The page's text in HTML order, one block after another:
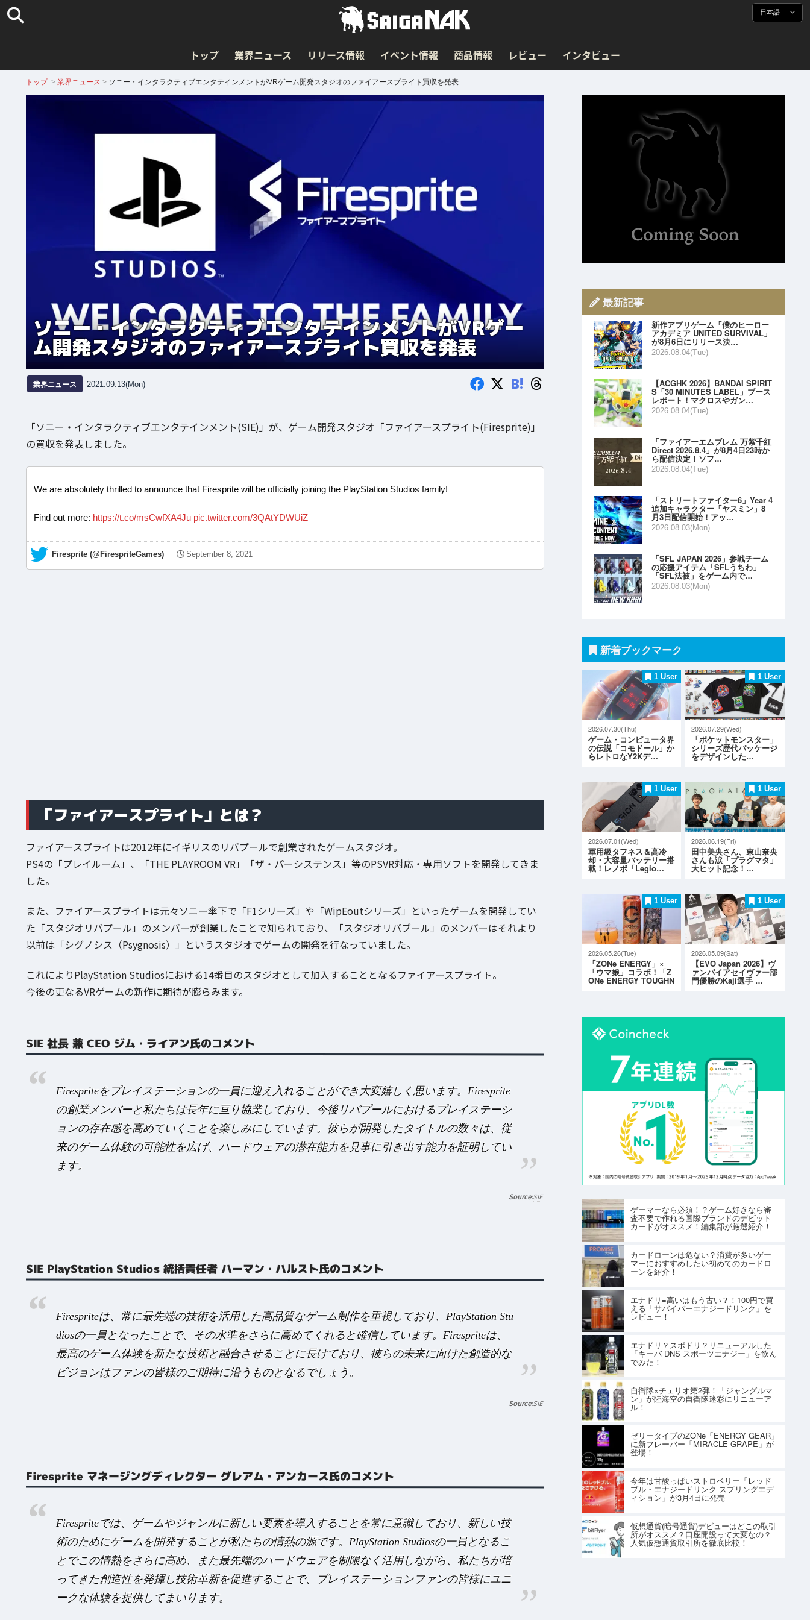
日本語
トップ 業界ニュース リリース情報 イベント情報 商品情報 レビュー インタビュー
トップ > 業界ニュース > ソニー・インタラクティブエンタテインメントがVRゲーム開発スタジオのファイアースプライト買収を発表
ソニー・インタラクティブエンタテインメントがVRゲー
ム開発スタジオのファイアースプライト買収を発表
業界ニュース 2021.09.13(Mon) B!
「ソニー・インタラクティブエンタテインメント(SIE)」が、ゲーム開発スタジオ「ファイアースプライト(Firesprite)」
の買収を発表しました。
We are absolutely thrilled to announce that Firesprite will be officially joining the PlayStation Studios family!
Find out more: https://t.co/msCwfXA4Ju pic.twitter.com/3QAtYDWUiZ
— Firesprite (@FirespriteGames) September 8, 2021
「ファイアースプライト」とは？
ファイアースプライトは2012年にイギリスのリバプールで創業されたゲームスタジオ。
PS4の「プレイルーム」、「THE PLAYROOM VR」「ザ・パーシステンス」等のPSVR対応・専用ソフトを開発してきま
した。
また、ファイアースプライトは元々ソニー傘下で「F1シリーズ」や「WipEoutシリーズ」といったゲームを開発してい
た「スタジオリバプール」のメンバーが創業したことで知られており、「スタジオリパブール」のメンバーはそれより
以前は「シグノシス（Psygnosis）」というスタジオでゲームの開発を行なっていました。
これによりPlayStation Studiosにおける14番目のスタジオとして加入することとなるファイアースプライト。
今後の更なるVRゲームの新作に期待が膨らみます。
SIE 社長 兼 CEO ジム・ライアン氏のコメント
Firespriteをプレイステーションの一員に迎え入れることができ大変嬉しく思います。Firesprite
の創業メンバーと私たちは長年に亘り協業しており、今後リバプールにおけるプレイステーシ
ョンの存在感を高めていくことを楽しみにしています。彼らが開発したタイトルの数々は、従
来のゲーム体験の可能性を広げ、ハードウェアの潜在能力を見事に引き出す能力を証明してい
ます。
SIE
SIE PlayStation Studios 統括責任者 ハーマン・ハルスト氏のコメント
Firespriteは、常に最先端の技術を活用した高品質なゲーム制作を重視しており、PlayStation Stu
diosの一員となったことで、その水準をさらに高めてくれると確信しています。Firespriteは、
最高のゲーム体験を新たな技術と融合させることに長けており、彼らの未来に向けた創造的な
ビジョンはファンの皆様のご期待に沿うものとなるでしょう。
SIE
Firesprite マネージングディレクター グレアム・アンカース氏のコメント
Firespriteでは、ゲームやジャンルに新しい要素を導入することを常に意識しており、新しい技
術のためにゲームを開発することが私たちの情熱の源です。PlayStation Studiosの一員となるこ
とでこの情熱をさらに高め、また最先端のハードウェアを制限なく活用しながら、私たちが培
ってきた創造性を発揮し技術革新を促進することで、プレイステーションファンの皆様にユニ
ークな体験を提供してまいります。
最新記事
新作アプリゲーム「僕のヒーロー
アカデミア UNITED SURVIVAL」
が8月6日にリリース決…
2026.08.04(Tue)
【ACGHK 2026】BANDAI SPIRIT
S「30 MINUTES LABEL」ブース
レポート！マクロスやガン…
2026.08.04(Tue)
「ファイアーエムブレム 万紫千紅
Direct 2026.8.4」が8月4日23時か
ら配信決定！ソフ…
2026.08.04(Tue)
「ストリートファイター6」Year 4
追加キャラクター「ヤスミン」8
月3日配信開始！アッ…
2026.08.03(Mon)
「SFL JAPAN 2026」参戦チーム
の応援アイテム「SFLうちわ」
「SFL法被」をゲーム内で…
2026.08.03(Mon)
新着ブックマーク
1 User
2026.07.30(Thu)
ゲーム・コンピュータ界
の伝説「コモドール」か
らレトロなY2Kデ…
1 User
2026.07.29(Wed)
「ポケットモンスター」
シリーズ歴代パッケージ
をデザインした…
1 User
2026.07.01(Wed)
軍用級タフネス＆高冷
却・大容量バッテリー搭
載！レノボ「Legio…
1 User
2026.06.19(Fri)
田中美央さん、東山奈央
さんも涙「プラグマタ」
大ヒット記念！…
1 User
2026.05.26(Tue)
「ZONe ENERGY」×
「ウマ娘」コラボ！「Z
ONe ENERGY TOUGHN
1 User
2026.05.09(Sat)
【EVO Japan 2026】ヴ
ァンパイアセイヴァー部
門優勝のKaji選手 …
ゲーマーなら必須！？ゲーム好きなら審
査不要で作れる国際ブランドのデビット
カードがオススメ！編集部が厳選紹介！
カードローンは危ない？消費が多いゲー
マーにおすすめしたい初めてのカードロ
ーンを紹介！
エナドリ=高いはもう古い？！100円で買
える「サバイバーエナジードリンク」を
レビュー！
エナドリ？スポドリ？リニューアルした
「キーバ DNS スポーツエナジー」を飲ん
でみた！
自衛隊×チェリオ第2弾！「ジャングルマ
ン」が陸海空の自衛隊迷彩にリニューア
ル！
ゼリータイプのZONe「ENERGY GEAR」
に新フレーバー「MIRACLE GRAPE」が
登場！
今年は甘酸っぱいストロベリー「レッド
ブル・エナジードリンク スプリングエデ
ィション」が3月4日に発売
仮想通貨(暗号通貨)デビューはどこの取引
所がオススメ？口座開設って大変なの？
人気仮想通貨取引所を徹底比較！